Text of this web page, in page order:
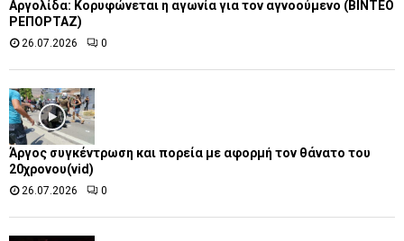
Αργολίδα: Κορυφώνεται η αγωνία για τον αγνοούμενο (ΒΙΝΤΕΟ
ΡΕΠΟΡΤΑΖ)
26.07.2026 0
Άργος συγκέντρωση και πορεία με αφορμή τον θάνατο του
20χρονου(vid)
26.07.2026 0